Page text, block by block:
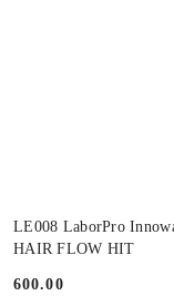
LE008 LaborPro
HAIR FLOW HIT
Cena:
600.00